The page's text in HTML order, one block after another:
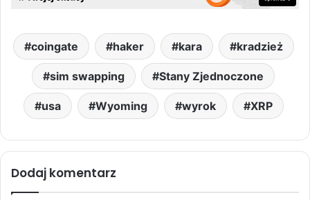
coingate haker kara kradzież
sim swapping Stany Zjednoczone
usa Wyoming wyrok XRP
Dodaj komentarz